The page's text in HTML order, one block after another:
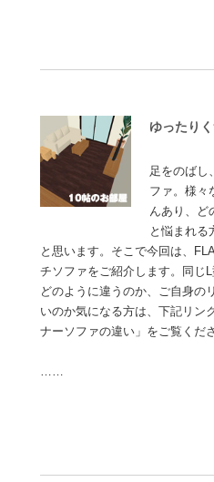
ゆったり
足をのばし
ファ。様々
んあり、ど
と悩まれる
と思います。そこで今回は、
チソファをご紹介します。同じ
どのように違うのか、ご自身の
いのか気になる方は、下記リン
ナーソファの違い」をご覧くだ
……